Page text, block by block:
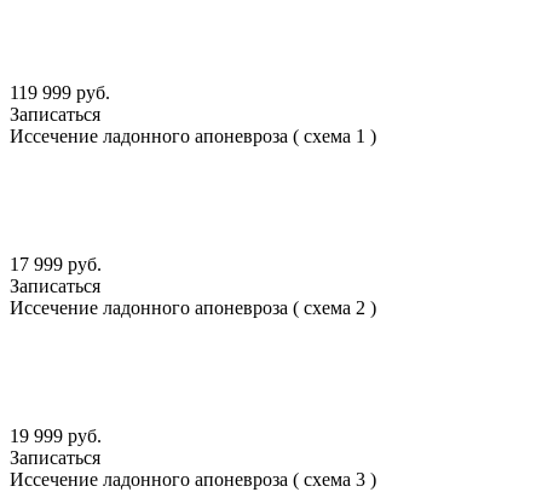
119 999 руб.
Записаться
Иссечение ладонного апоневроза ( схема 1 )
17 999 руб.
Записаться
Иссечение ладонного апоневроза ( схема 2 )
19 999 руб.
Записаться
Иссечение ладонного апоневроза ( схема 3 )